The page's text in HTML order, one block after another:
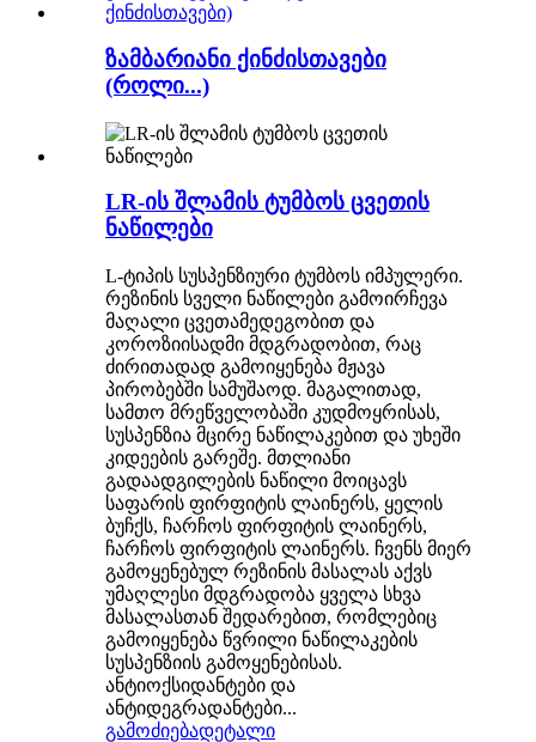
ზამბარიანი ქინძისთავები
(როლი...)
LR-ის შლამის ტუმბოს ცვეთის
ნაწილები
L-ტიპის სუსპენზიური ტუმბოს იმპულერი.
რეზინის სველი ნაწილები გამოირჩევა
მაღალი ცვეთამედეგობით და
კოროზიისადმი მდგრადობით, რაც
ძირითადად გამოიყენება მჟავა
პირობებში სამუშაოდ. მაგალითად,
სამთო მრეწველობაში კუდმოყრისას,
სუსპენზია მცირე ნაწილაკებით და უხეში
კიდეების გარეშე. მთლიანი
გადაადგილების ნაწილი მოიცავს
საფარის ფირფიტის ლაინერს, ყელის
ბუჩქს, ჩარჩოს ფირფიტის ლაინერს,
ჩარჩოს ფირფიტის ლაინერს. ჩვენს მიერ
გამოყენებულ რეზინის მასალას აქვს
უმაღლესი მდგრადობა ყველა სხვა
მასალასთან შედარებით, რომლებიც
გამოიყენება წვრილი ნაწილაკების
სუსპენზიის გამოყენებისას.
ანტიოქსიდანტები და
ანტიდეგრადანტები...
გამოძიებადეტალი